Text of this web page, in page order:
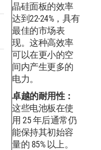
晶硅面板的效率
达到22-24%，具有
最佳的市场表
现。这种高效率
可以在更小的空
间内产生更多的
电力。
卓越的耐用性：
这些电池板在使
用 25 年后通常仍
能保持其初始容
量的 85% 以上。